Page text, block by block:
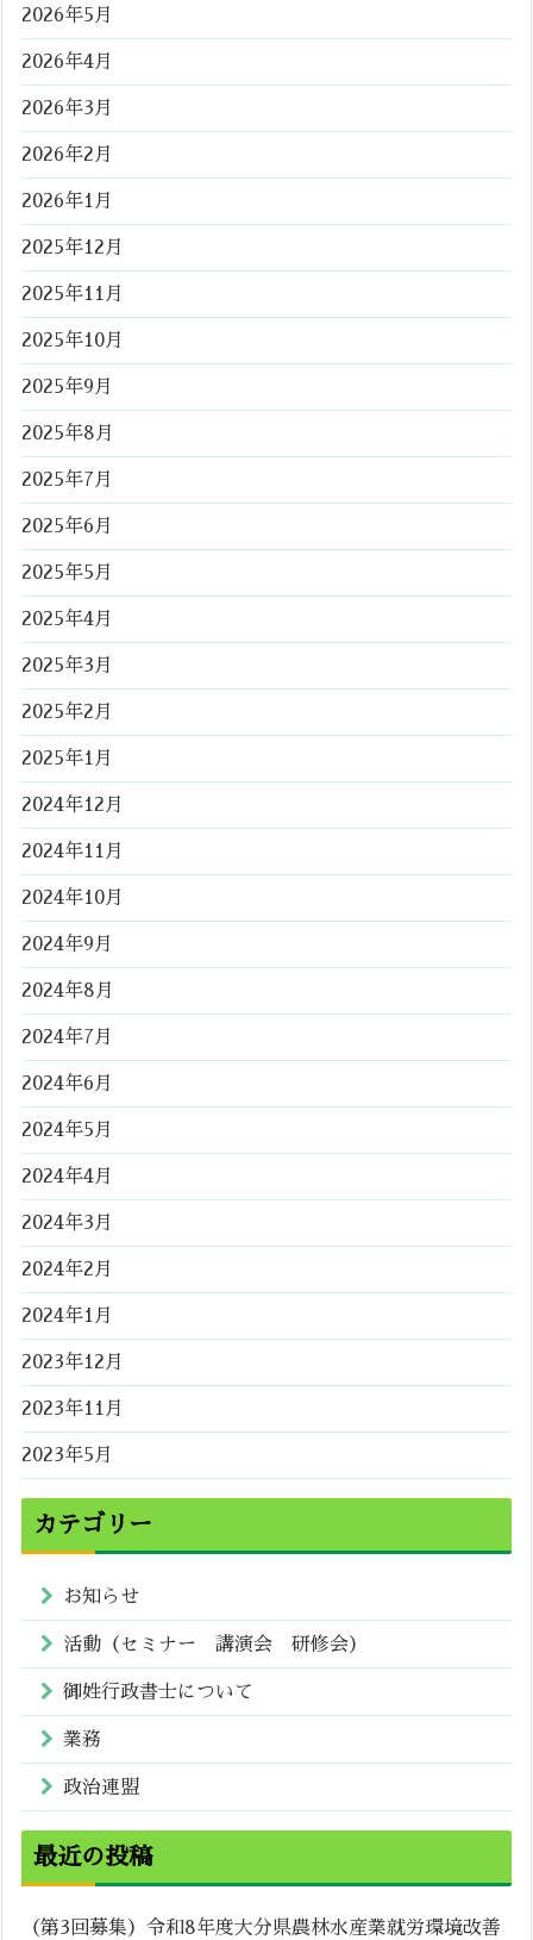
2026年5月
2026年4月
2026年3月
2026年2月
2026年1月
2025年12月
2025年11月
2025年10月
2025年9月
2025年8月
2025年7月
2025年6月
2025年5月
2025年4月
2025年3月
2025年2月
2025年1月
2024年12月
2024年11月
2024年10月
2024年9月
2024年8月
2024年7月
2024年6月
2024年5月
2024年4月
2024年3月
2024年2月
2024年1月
2023年12月
2023年11月
2023年5月
カテゴリー
お知らせ
活動（セミナー 講演会 研修会）
御姓行政書士について
業務
政治連盟
最近の投稿
（第3回募集）令和8年度大分県農林水産業就労環境改善